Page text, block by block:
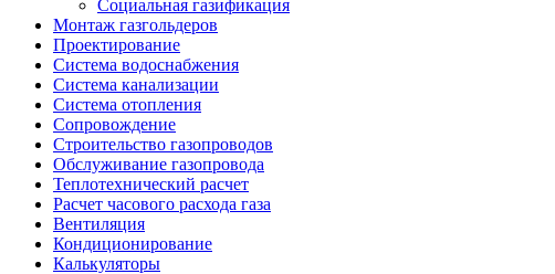
Социальная газификация
Монтаж газгольдеров
Проектирование
Система водоснабжения
Система канализации
Система отопления
Сопровождение
Строительство газопроводов
Обслуживание газопровода
Теплотехнический расчет
Расчет часового расхода газа
Вентиляция
Кондиционирование
Калькуляторы